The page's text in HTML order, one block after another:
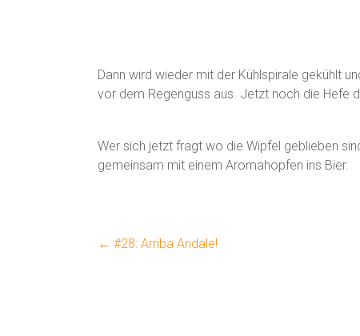
Dann wird wieder mit der Kühlspirale gekühlt
vor dem Regenguss aus. Jetzt noch die Hefe
Wer sich jetzt fragt wo die Wipfel geblieben
gemeinsam mit einem Aromahopfen ins Bier.
← #28: Arriba Andale!